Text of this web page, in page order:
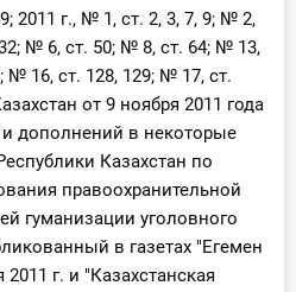
2011 г., № 1, ст. 2, 3, 7, 9; № 2,
№ 6, ст. 50; № 8, ст. 64; № 13,
№ 16, ст. 128, 129; № 17, ст.
от 9 ноября 2011 года
дополнений в некоторые
Казахстан по
правоохранительной
гуманизации уголовного
в газетах "Егемен
г. и "Казахстанская